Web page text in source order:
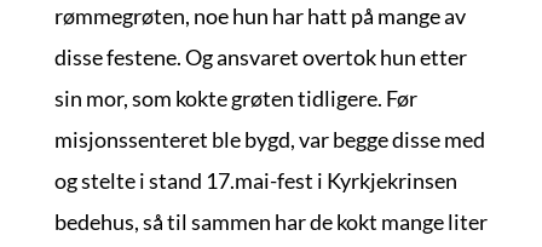
rømmegrøten, noe hun har hatt på mange av
disse festene. Og ansvaret overtok hun etter
sin mor, som kokte grøten tidligere. Før
misjonssenteret ble bygd, var begge disse med
og stelte i stand 17.mai-fest i Kyrkjekrinsen
bedehus, så til sammen har de kokt mange liter